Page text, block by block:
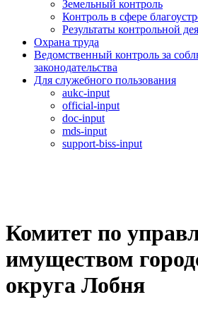
Земельный контроль
Контроль в сфере
Результаты контрольной
Охрана труда
Ведомственный контроль за
законодательства
Для служебного пользования
aukc-input
official-input
doc-input
mds-input
support-biss-input
Комитет по
имуществом
округа Лобня